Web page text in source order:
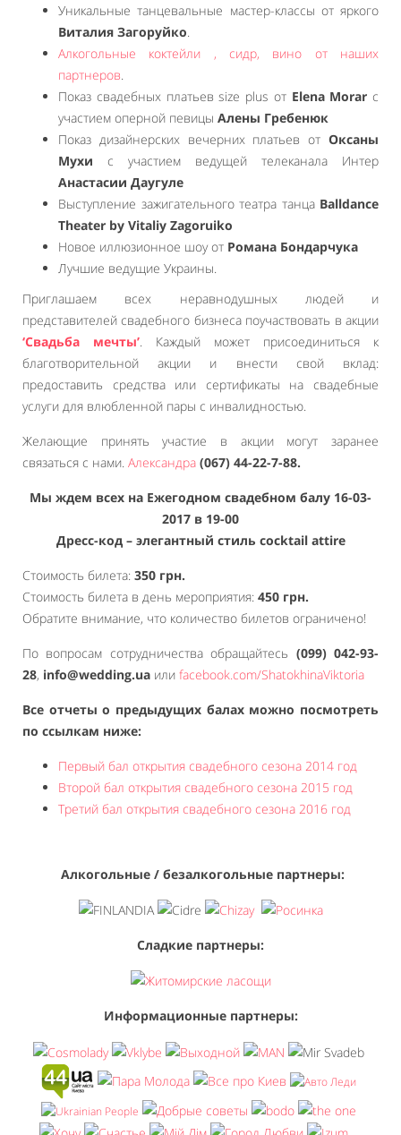
Уникальные танцевальные мастер-классы от яркого
Виталия Загоруйко
Алкогольные коктейли , сидр, вино от наших
партнеров
Показ свадебных платьев size plus от Elena Morar с
участием оперной певицы Алены Гребенюк
Показ дизайнерских вечерних платьев от Оксаны
Мухи с участием ведущей телеканала Интер
Анастасии Даугуле
Выступление зажигательного театра танца Balldance
Theater by Vitaliy Zagoruiko
Новое иллюзионное шоу от Романа Бондарчука
Лучшие ведущие Украины.
Приглашаем всех неравнодушных людей и
представителей свадебного бизнеса поучаствовать в акции
‘Свадьба мечты’ . Каждый может присоединиться к
благотворительной акции и внести свой вклад:
предоставить средства или сертификаты на свадебные
услуги для влюбленной пары с инвалидностью.
Желающие принять участие в акции могут заранее
связаться с нами. Александра (067) 44-22-7-88.
Мы ждем всех на Ежегодном свадебном балу 16-03-
2017 в 19-00
Дресс-код – элегантный стиль cocktail attire
Стоимость билета: 350 грн.
Стоимость билета в день мероприятия: 450 грн.
Обратите внимание, что количество билетов ограничено!
По вопросам сотрудничества обращайтесь (099) 042-93-
28, info@wedding.ua или facebook.com/ShatokhinaViktoria
Все отчеты о предыдущих балах можно посмотреть
по ссылкам ниже:
Первый бал открытия свадебного сезона 2014 год
Второй бал открытия свадебного сезона 2015 год
Третий бал открытия свадебного сезона 2016 год
Алкогольные / безалкогольные партнеры:
Сладкие партнеры:
Информационные партнеры: